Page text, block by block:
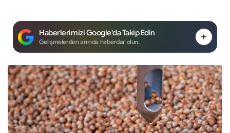
Haberlerimizi Google'da Takip Edin
Gelişmelerden anında haberdar olun.